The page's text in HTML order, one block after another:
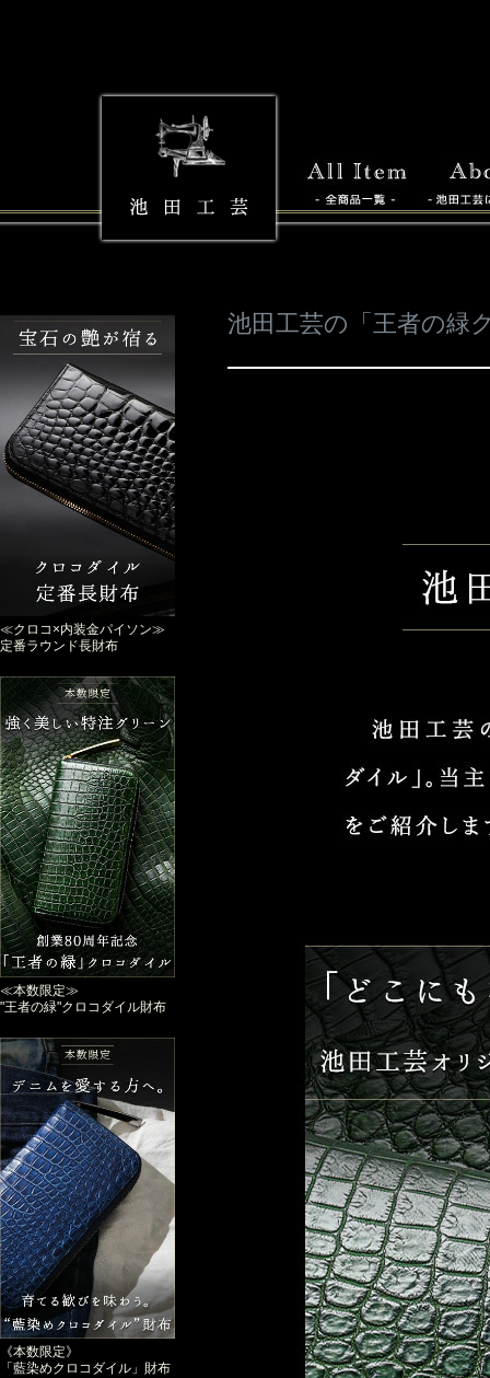
≪クロコ×内装金パイソン≫
定番ラウンド長財布
≪本数限定≫
"王者の緑"クロコダイル財布
《本数限定》
「藍染めクロコダイル」財布
池田工芸の「王者の緑